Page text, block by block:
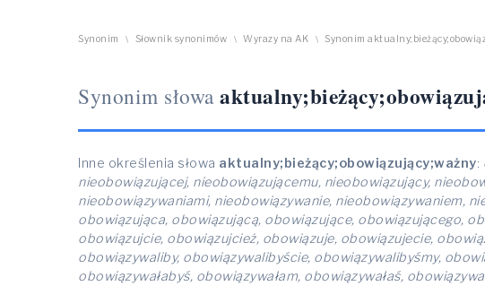
Synonim \ Słownik synonimów \ Wyrazy na AK \ Synonim
Synonim słowa
Inne określenia słowa aktualny;bieżący;obowiązujący;ważny:
nieobowiązującej, nieobowiązującemu, nieobowiązujący,
nieobowiązywaniami, nieobowiązywanie, nieobowiązywaniem,
obowiązująca, obowiązującą, obowiązujące, obowiązującego,
obowiązujcie, obowiązujcież, obowiązuje, obowiązujecie,
obowiązywaliby, obowiązywalibyście, obowiązywalibyśmy,
obowiązywałabyś, obowiązywałam, obowiązywałaś,